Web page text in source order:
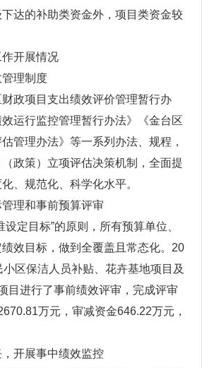
达的补助类资金外，项目类资金较
开展情况
管理制度
政项目支出绩效评价管理暂行办
运行监控管理暂行办法》《金台区
管理办法》等一系列办法、规程，
政策）立项评估决策机制，全面提
、规范化、科学化水平。
管理和事前预算评审
定目标”的原则，所有预算单位、
效目标，做到全覆盖且常态化。20
区保洁人员补贴、花卉基地项目及
目进行了事前绩效评审，完成评审
万元，审减资金646.22万元，
，开展事中绩效监控